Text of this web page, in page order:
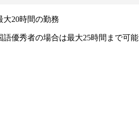
大20時間の勤務
優秀者の場合は最大25時間まで可能